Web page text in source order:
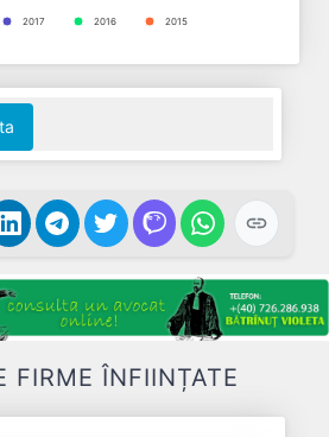
2017 2016 2015
FIRME ÎNFIINȚATE